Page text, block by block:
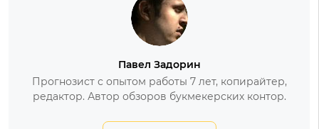
Павел Задорин
Прогнозист с опытом работы 7 лет, копирайтер,
редактор. Автор обзоров букмекерских контор.